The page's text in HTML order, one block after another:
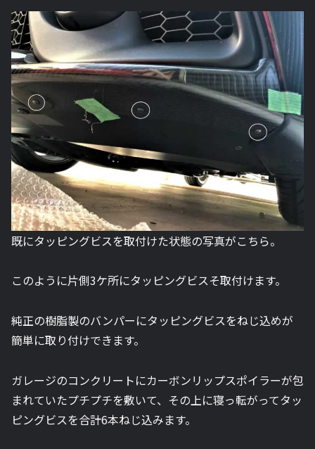
既にタッピングビスを取付けた状態の写真がこちら。
このように片側3ケ所にタッピングビスそ取付けます。
純正の樹脂製のバンパーにタッピングビスをねじ込めが
簡単に取り付けできます。
ガレージのコンクリートにカーボンリップスポイラーが包
まれていたプチプチを敷いて、その上に寝っ転がってタッ
ピングビスを合計6本ねじ込みます。